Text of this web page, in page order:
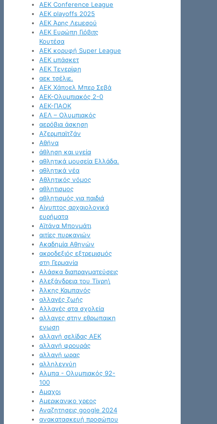
ΑΕΚ Conference League
ΑΕΚ playoffs 2025
ΑΕΚ Άρης Λεμεσού
ΑΕΚ Ευρώπη Γιόβιτς
Κουτέσα
ΑΕΚ κορυφή Super League
ΑΕΚ μπάσκετ
ΑΕΚ Τενερίφη
αεκ τσέλιε.
ΑΕΚ Χάποελ Μπερ Σεβά
ΑΕΚ-Ολυμπιακός 2-0
ΑΕΚ-ΠΑΟΚ
ΑΕΛ – Ολυμπιακός
αερόβια άσκηση
Αζερμπαϊτζάν
Αθήνα
άθληση και υγεία
αθλητικά μουσεία Ελλάδα.
αθλητικά νέα
Αθλητικός νόμος
αθλητισμος
αθλητισμός για παιδιά
Αίγυπτος αρχαιολογικά
ευρήματα
Αϊτάνα Μπονμάτι
αιτίες πυρκαγιών
Ακαδημία Αθηνών
ακροδεξιός εξτρεμισμός
στη Γερμανία
Αλάσκα διαπραγματεύσεις
Αλεξάνδρεια του Τίγρη\
Άλκης Καμπανός
αλλαγές ζωής
Αλλαγές στα σχολεία
αλλαγες στην εθρωπαικη
ενωση
αλλαγή σελίδας ΑΕΚ
αλλαγή φρουράς
αλλαγή ωρας
αλληλεγγύη
Αλμπα - Ολυμπιακός 92-
100
Αμαχοι
Αμερικανικο χρεος
Αναζητησεις google 2024
ανακατασκευή προσώπου